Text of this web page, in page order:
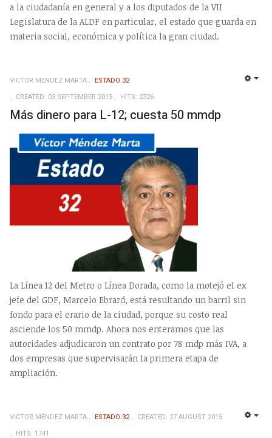
a la ciudadanía en general y a los diputados de la VII
Legislatura de la ALDF en particular, el estado que guarda en
materia social, económica y política la gran ciudad.
VICTOR MENDEZ MARTA
ESTADO 32
CREATED: 03 SEPTEMBER 2015
HITS: 2326
Más dinero para L-12; cuesta 50 mmdp
La Línea 12 del Metro o Línea Dorada, como la motejó el ex
jefe del GDF, Marcelo Ebrard, está resultando un barril sin
fondo para el erario de la ciudad, porque su costo real
asciende los 50 mmdp. Ahora nos enteramos que las
autoridades adjudicaron un contrato por 78 mdp más IVA, a
dos empresas que supervisarán la primera etapa de
ampliación.
VICTOR MÉNDEZ MARTA ESTADO 32
CREATED: 27 AUGUST 2015
HITS: 1741